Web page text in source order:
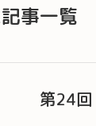
事一覧
第24回